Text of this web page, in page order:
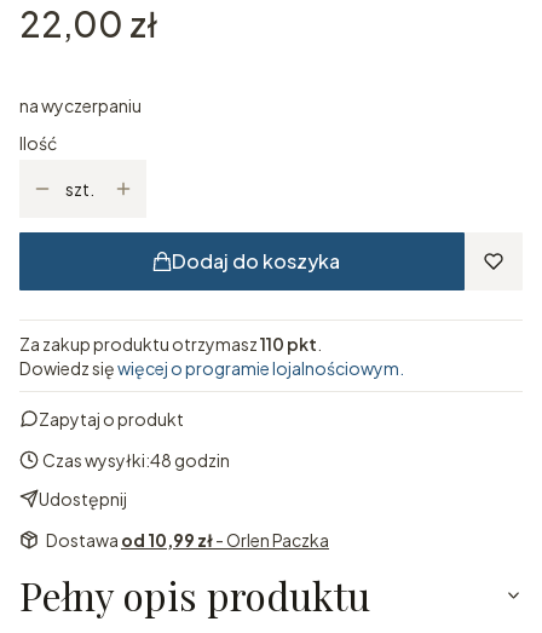
Cena
22,00 zł
na wyczerpaniu
Ilość
szt.
Dodaj do koszyka
Za zakup produktu otrzymasz110 pkt
Dowiedz sięwięcej o programie lojalnościowym.
Zapytaj o produkt
Czas wysyłki:48 godzin
Udostępnij
Dostawa od 10,99 zł- Orlen Paczka
Pełny opis produktu